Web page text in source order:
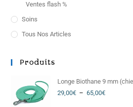
Ventes flash %
Soins
Tous Nos Articles
Produits
Longe Biothane 9 mm
29,00€ – 65,00€